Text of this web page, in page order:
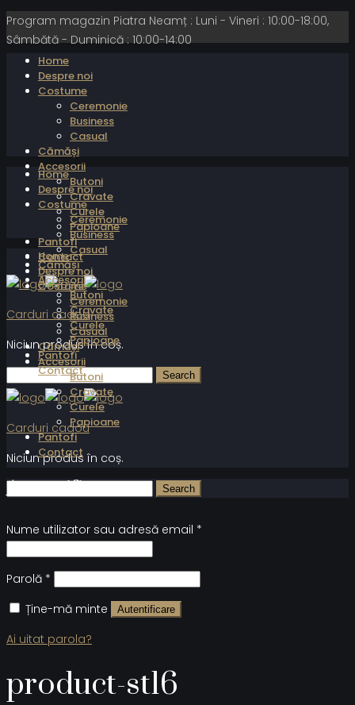
Program magazin Piatra Neamț : Luni - Vineri : 10:00-18:00,
Sâmbătă - Duminică : 10:00-14:00
Home
Despre noi
Costume
Ceremonie
Business
Casual
Cămăși
Accesorii
Butoni
Cravate
Curele
Papioane
Pantofi
Contact
Carduri cadou
Niciun produs în coș.
Home
Despre noi
Costume
Ceremonie
Business
Casual
Cămăși
Accesorii
Butoni
Cravate
Curele
Papioane
Pantofi
Contact
Carduri cadou
Niciun produs în coș.
Home
Despre noi
Costume
Ceremonie
Business
Casual
Cămăși
Accesorii
Butoni
Cravate
Curele
Papioane
Pantofi
Contact
Autentificare
Nume utilizator sau adresă email *
Parolă *
Ține-mă minte
Autentificare
Ai uitat parola?
product-st16